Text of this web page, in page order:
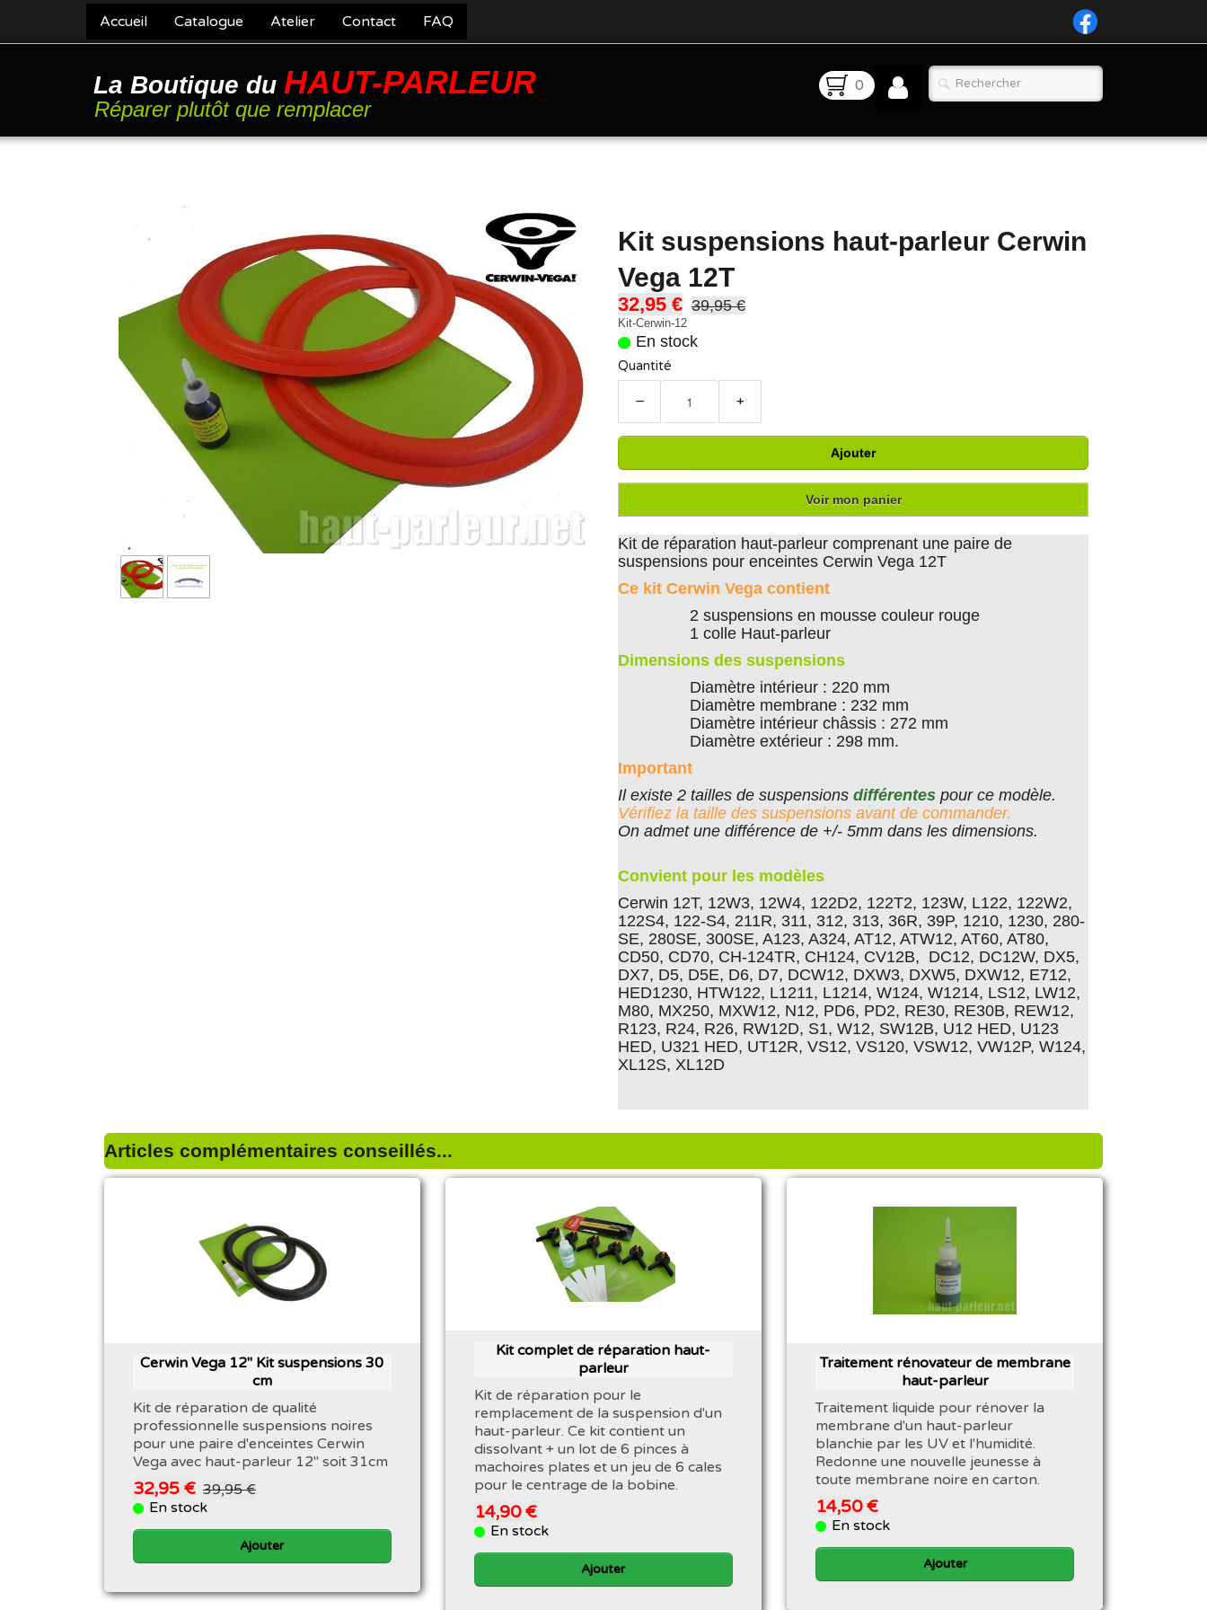
Accueil Catalogue Atelier Contact FAQ
La Boutique du HAUT-PARLEUR
Réparer plutôt que remplacer
0
Kit suspensions haut-parleur Cerwin
Vega 12T
32,95 € 39,95 €
Kit-Cerwin-12
En stock
Quantité
− +
Ajouter
Voir mon panier
Kit de réparation haut-parleur comprenant une paire de
suspensions pour enceintes Cerwin Vega 12T
Ce kit Cerwin Vega contient
2 suspensions en mousse couleur rouge
1 colle Haut-parleur
Dimensions des suspensions
Diamètre intérieur : 220 mm
Diamètre membrane : 232 mm
Diamètre intérieur châssis : 272 mm
Diamètre extérieur : 298 mm.
Important
Il existe 2 tailles de suspensions différentes pour ce modèle.
Vérifiez la taille des suspensions avant de commander.
On admet une différence de +/- 5mm dans les dimensions.
Convient pour les modèles
Cerwin 12T, 12W3, 12W4, 122D2, 122T2, 123W, L122, 122W2,
122S4, 122-S4, 211R, 311, 312, 313, 36R, 39P, 1210, 1230, 280-
SE, 280SE, 300SE, A123, A324, AT12, ATW12, AT60, AT80,
CD50, CD70, CH-124TR, CH124, CV12B, DC12, DC12W, DX5,
DX7, D5, D5E, D6, D7, DCW12, DXW3, DXW5, DXW12, E712,
HED1230, HTW122, L1211, L1214, W124, W1214, LS12, LW12,
M80, MX250, MXW12, N12, PD6, PD2, RE30, RE30B, REW12,
R123, R24, R26, RW12D, S1, W12, SW12B, U12 HED, U123
HED, U321 HED, UT12R, VS12, VS120, VSW12, VW12P, W124,
XL12S, XL12D
Articles complémentaires conseillés...
Cerwin Vega 12" Kit suspensions 30
cm
Kit de réparation de qualité
professionnelle suspensions noires
pour une paire d'enceintes Cerwin
Vega avec haut-parleur 12" soit 31cm
32,95 € 39,95 €
En stock
Ajouter
Kit complet de réparation haut-
parleur
Kit de réparation pour le
remplacement de la suspension d'un
haut-parleur. Ce kit contient un
dissolvant + un lot de 6 pinces à
machoires plates et un jeu de 6 cales
pour le centrage de la bobine.
14,90 €
En stock
Ajouter
Traitement rénovateur de membrane
haut-parleur
Traitement liquide pour rénover la
membrane d'un haut-parleur
blanchie par les UV et l'humidité.
Redonne une nouvelle jeunesse à
toute membrane noire en carton.
14,50 €
En stock
Ajouter